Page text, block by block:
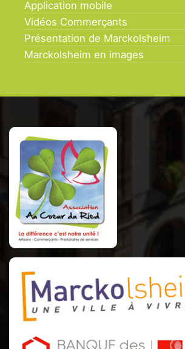
Application mobile
Vidéos Commerçants
Présentation de Marckolsheim
Marckolsheim en images